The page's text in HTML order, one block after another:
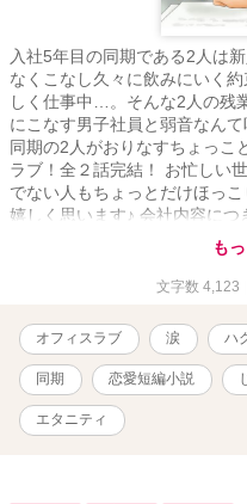
入社5年目の同期である2人は
なくこなし久々に飲みにいく
しく仕事中…。そんな2人の残
にこなす男子社員と弱音なん
同期の2人がおりなすちょっこ
ラブ！全２話完結！ お忙しい
でない人もちょっとだけほっ
嬉しく思います♪ 会社内容に
らずお読みいただけたら幸いで
も
文字数 4,123
オフィスラブ 涙 ハ
同期 恋愛短編小説
エタニティ